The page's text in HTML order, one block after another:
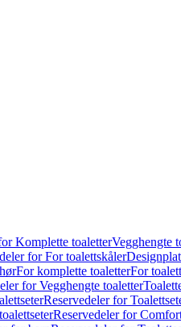
Komplette toaletterVegghengte
for For toalettskåler
For komplette toaletterFor
for Vegghengte toaletter
Reservedeler for
Reservedeler for